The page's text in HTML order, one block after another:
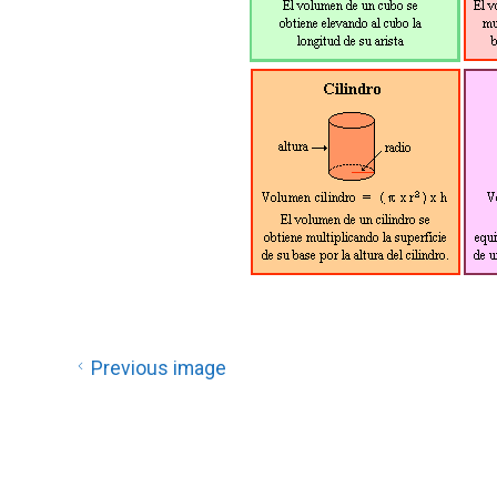
Previous image